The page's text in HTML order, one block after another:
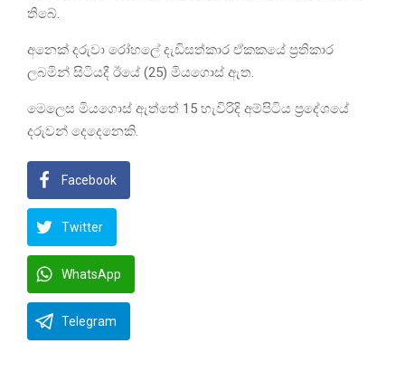
තිබේ.
අනෙක් දරුවා රෝහලේ දැඩිසත්කාර ඒකකයේ ප්‍රතිකාර
ලබමින් සිටියදී ඊයේ (25) මියගොස් ඇත.
මෙලෙස මියගොස් ඇත්තේ 15 හැවිරිදි අම්පිටිය ප්‍රදේශයේ
දරුවන් දෙදෙනෙකි.
Facebook
Twitter
WhatsApp
Telegram